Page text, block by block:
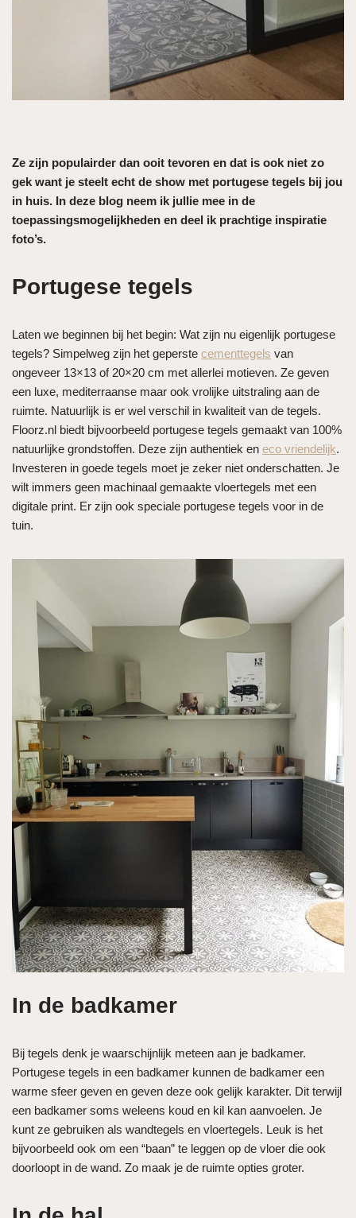
Ze zijn populairder dan ooit tevoren en dat is ook niet zo
gek want je steelt echt de show met portugese tegels bij jou
in huis. In deze blog neem ik jullie mee in de
toepassingsmogelijkheden en deel ik prachtige inspiratie
foto’s.
Portugese tegels
Laten we beginnen bij het begin: Wat zijn nu eigenlijk portugese
tegels? Simpelweg zijn het geperste cementtegels van
ongeveer 13×13 of 20×20 cm met allerlei motieven. Ze geven
een luxe, mediterraanse maar ook vrolijke uitstraling aan de
ruimte. Natuurlijk is er wel verschil in kwaliteit van de tegels.
Floorz.nl biedt bijvoorbeeld portugese tegels gemaakt van 100%
natuurlijke grondstoffen. Deze zijn authentiek en eco vriendelijk.
Investeren in goede tegels moet je zeker niet onderschatten. Je
wilt immers geen machinaal gemaakte vloertegels met een
digitale print. Er zijn ook speciale portugese tegels voor in de
tuin.
In de badkamer
Bij tegels denk je waarschijnlijk meteen aan je badkamer.
Portugese tegels in een badkamer kunnen de badkamer een
warme sfeer geven en geven deze ook gelijk karakter. Dit terwijl
een badkamer soms weleens koud en kil kan aanvoelen. Je
kunt ze gebruiken als wandtegels en vloertegels. Leuk is het
bijvoorbeeld ook om een “baan” te leggen op de vloer die ook
doorloopt in de wand. Zo maak je de ruimte opties groter.